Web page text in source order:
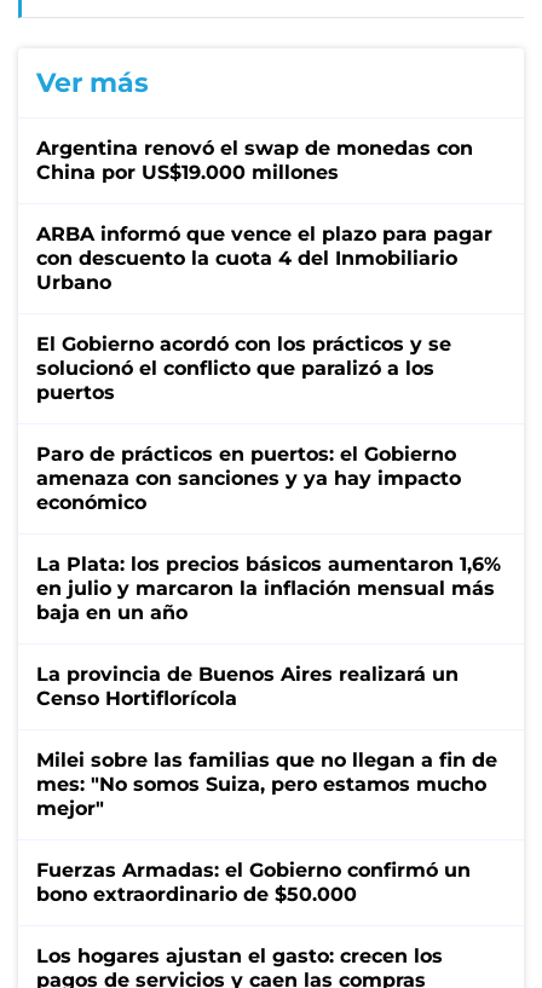
Ver más
Argentina renovó el swap de monedas con
China por US$19.000 millones
ARBA informó que vence el plazo para pagar
con descuento la cuota 4 del Inmobiliario
Urbano
El Gobierno acordó con los prácticos y se
solucionó el conflicto que paralizó a los
puertos
Paro de prácticos en puertos: el Gobierno
amenaza con sanciones y ya hay impacto
económico
La Plata: los precios básicos aumentaron 1,6%
en julio y marcaron la inflación mensual más
baja en un año
La provincia de Buenos Aires realizará un
Censo Hortiflorícola
Milei sobre las familias que no llegan a fin de
mes: "No somos Suiza, pero estamos mucho
mejor"
Fuerzas Armadas: el Gobierno confirmó un
bono extraordinario de $50.000
Los hogares ajustan el gasto: crecen los
pagos de servicios y caen las compras